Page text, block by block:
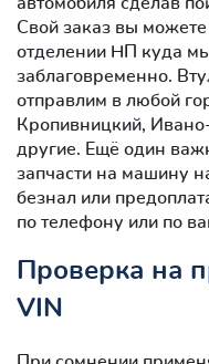
Свой заказ вы
отделении НП куда
заблаговременно.
отправлим в любой
Кропивницкий,
другие. Ещё один
запчасти на машину
безнал или
по телефону или по
Проверка на
VIN